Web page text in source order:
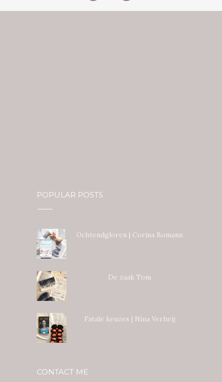
POPULAR POSTS
Ochtendgloren | Corina Bomann
De zaak Tom
Fatale keuzes | Nina Verheij
CONTACT ME